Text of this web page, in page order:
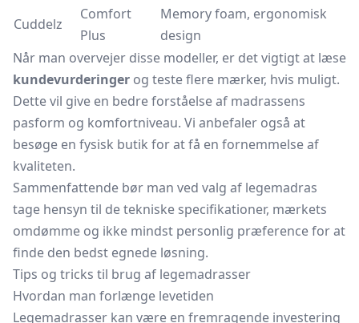
Cuddelz
Comfort
Plus
Memory foam, ergonomisk
design
Når man overvejer disse modeller, er det vigtigt at læse
kundevurderinger og teste flere mærker, hvis muligt.
Dette vil give en bedre forståelse af madrassens
pasform og komfortniveau. Vi anbefaler også at
besøge en fysisk butik for at få en fornemmelse af
kvaliteten.
Sammenfattende bør man ved valg af legemadras
tage hensyn til de tekniske specifikationer, mærkets
omdømme og ikke mindst personlig præference for at
finde den bedst egnede løsning.
Tips og tricks til brug af legemadrasser
Hvordan man forlænge levetiden
Legemadrasser kan være en fremragende investering